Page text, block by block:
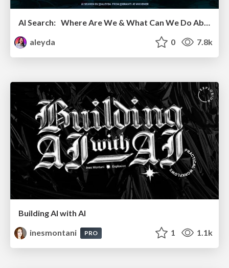
AI Search: Where Are We & What Can We Do About It?
aleyda
0 7.8k
Building AI with AI
inesmontani
PRO 1 1.1k